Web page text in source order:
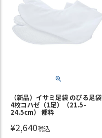
（新品）イサミ足袋 のびる足袋
4枚コハゼ（1足）（21.5-
24.5cm） 都粋
¥2,640税込